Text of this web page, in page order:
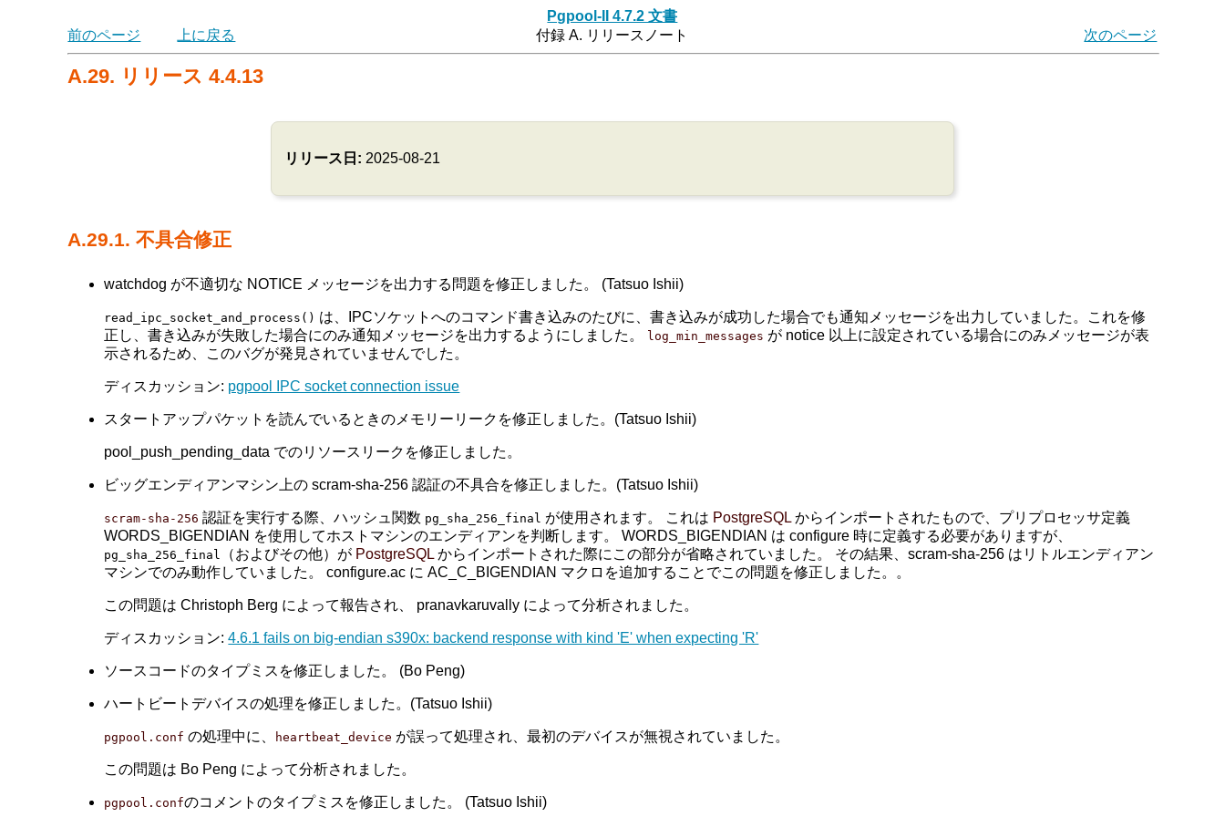
Pgpool-II 4.7.2 文書
前のページ
上に戻る 付録 A. リリースノート 次のページ
A.29. リリース 4.4.13
リリース日: 2025-08-21
A.29.1. 不具合修正
watchdog が不適切な NOTICE メッセージを出力する問題を修正しました。 (Tatsuo Ishii)
read_ipc_socket_and_process() は、IPCソケットへのコマンド書き込みのたびに、書き込みが成功した場合でも通知メッセージを出力していました。これを修
正し、書き込みが失敗した場合にのみ通知メッセージを出力するようにしました。
log_min_messages が notice 以上に設定されている場合にのみメッセージが表
示されるため、このバグが発見されていませんでした。
ディスカッション: pgpool IPC socket connection issue
スタートアップパケットを読んでいるときのメモリーリークを修正しました。(Tatsuo Ishii)
pool_push_pending_data でのリソースリークを修正しました。
ビッグエンディアンマシン上の scram-sha-256 認証の不具合を修正しました。(Tatsuo Ishii)
scram-sha-256 認証を実行する際、ハッシュ関数 pg_sha_256_final が使用されます。 これは PostgreSQL からインポートされたもので、プリプロセッサ定義
WORDS_BIGENDIAN を使用してホストマシンのエンディアンを判断します。 WORDS_BIGENDIAN は configure 時に定義する必要がありますが、
pg_sha_256_final （およびその他）が PostgreSQL からインポートされた際にこの部分が省略されていました。 その結果、scram-sha-256 はリトルエンディアン
マシンでのみ動作していました。 configure.ac に AC_C_BIGENDIAN マクロを追加することでこの問題を修正しました。。
この問題は Christoph Berg によって報告され、 pranavkaruvally によって分析されました。
ディスカッション:4.6.1 fails on big-endian s390x: backend response with kind 'E' when expecting 'R'
ソースコードのタイプミスを修正しました。 (Bo Peng)
ハートビートデバイスの処理を修正しました。(Tatsuo Ishii)
pgpool.conf の処理中に、 heartbeat_device が誤って処理され、最初のデバイスが無視されていました。
この問題は Bo Peng によって分析されました。
pgpool.confのコメントのタイプミスを修正しました。 (Tatsuo Ishii)